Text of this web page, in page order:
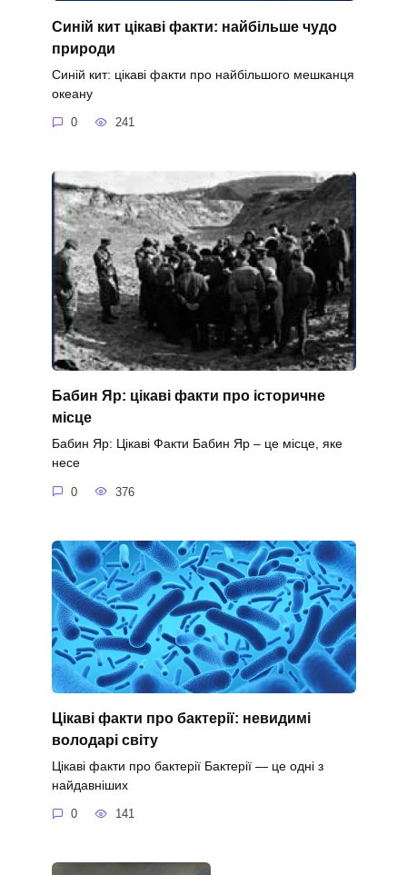
Синій кит цікаві факти: найбільше чудо
природи
Синій кит: цікаві факти про найбільшого мешканця
океану
0 241
Бабин Яр: цікаві факти про історичне
місце
Бабин Яр: Цікаві Факти Бабин Яр – це місце, яке
несе
0 376
Цікаві факти про бактерії: невидимі
володарі світу
Цікаві факти про бактерії Бактерії — це одні з
найдавніших
0 141